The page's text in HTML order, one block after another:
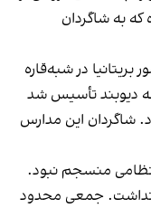
به شاگردان
۱۹، پس از حضور بریتانیا در شبه‌قاره
دیوبند تأسیس شد
شاگردان این مدارس
منسجم نبود.
جمعی محدود